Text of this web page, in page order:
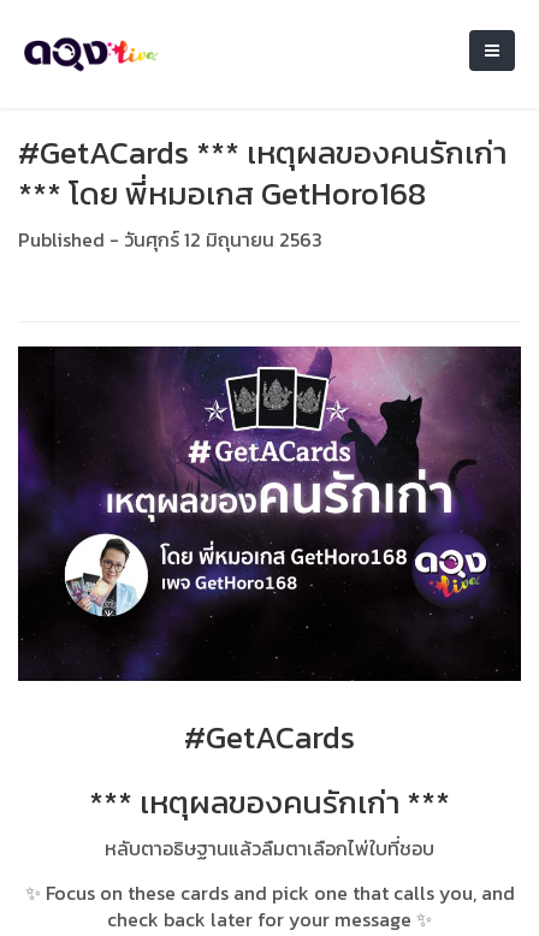
#GetACards *** เหตุ​ผล​ของ​คนรักเก่า
*** โดย พี่หมอเกส GetHoro168
Published - วันศุกร์ 12 มิถุนายน 2563
#GetACards
*** เหตุ​ผล​ของ​คนรักเก่า ***
หลับตาอธิษฐานแล้วลืมตาเลือกไพ่ใบที่ชอบ
✨ Focus on these cards and pick one that calls you, and
check back later for your message ✨